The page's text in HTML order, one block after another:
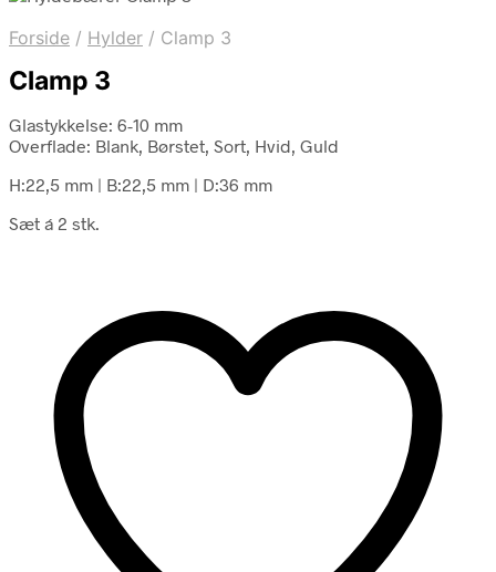
Forside / Hylder / Clamp 3
Clamp 3
Glastykkelse: 6-10 mm
Overflade: Blank, Børstet, Sort, Hvid, Guld
H:22,5 mm | B:22,5 mm | D:36 mm
Sæt á 2 stk.